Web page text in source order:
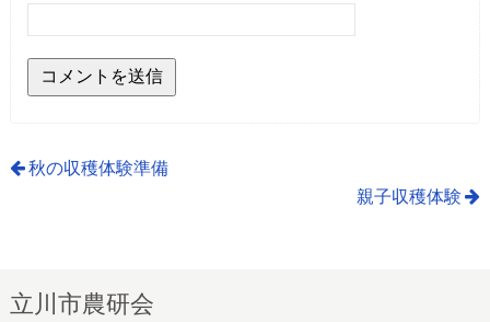
秋の収穫体験準備
親子収穫体験
立川市農研会